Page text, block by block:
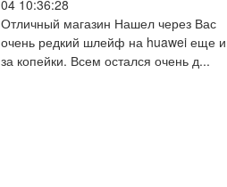
04 10:36:28
Отличный магазин Нашел через Вас
очень редкий шлейф на huawei еще и
за копейки. Всем остался очень д...